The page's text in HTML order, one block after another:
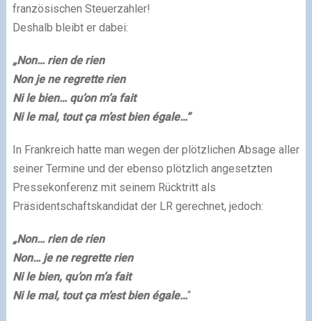
französischen Steuerzahler!
Deshalb bleibt er dabei:
„Non… rien de rien
Non je ne regrette rien
Ni le bien… qu’on m’a fait
Ni le mal, tout ça m’est bien égale…“
In Frankreich hatte man wegen der plötzlichen Absage aller
seiner Termine und der ebenso plötzlich angesetzten
Pressekonferenz mit seinem Rücktritt als
Präsidentschaftskandidat der LR gerechnet, jedoch:
„Non… rien de rien
Non… je ne regrette rien
Ni le bien, qu’on m’a fait
Ni le mal, tout ça m’est bien égale…“